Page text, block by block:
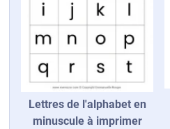
Lettres de l'alphabet en
minuscule à imprimer